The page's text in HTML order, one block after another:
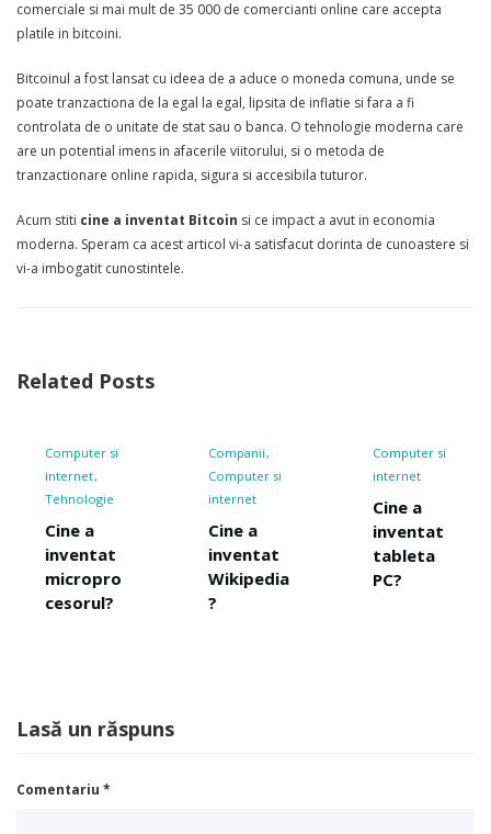
comerciale si mai mult de 35 000 de comercianti online care accepta
platile in bitcoini.
Bitcoinul a fost lansat cu ideea de a aduce o moneda comuna, unde se
poate tranzactiona de la egal la egal, lipsita de inflatie si fara a fi
controlata de o unitate de stat sau o banca. O tehnologie moderna care
are un potential imens in afacerile viitorului, si o metoda de
tranzactionare online rapida, sigura si accesibila tuturor.
Acum stiti cine a inventat Bitcoin si ce impact a avut in economia
moderna. Speram ca acest articol vi-a satisfacut dorinta de cunoastere si
vi-a imbogatit cunostintele.
Related Posts
Companii
internet
inventat
Wikipedia
?
Computer si
internet
tableta
PC?
Computer
WWW-
Lasă un răspuns
Comentariu *